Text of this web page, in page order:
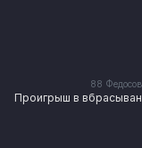
88
Проигрыш в